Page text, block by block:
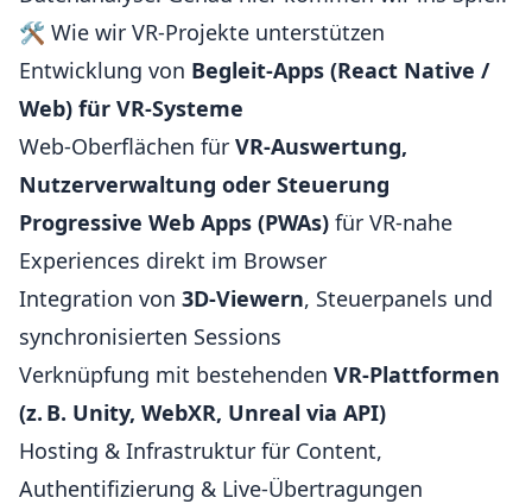
🛠️ Wie wir VR-Projekte unterstützen
Entwicklung von Begleit-Apps (React Native /
Web) für VR-Systeme
Web-Oberflächen für VR-Auswertung,
Nutzerverwaltung oder Steuerung
Progressive Web Apps (PWAs) für VR-nahe
Experiences direkt im Browser
Integration von 3D-Viewern, Steuerpanels und
synchronisierten Sessions
Verknüpfung mit bestehenden VR-Plattformen
(z. B. Unity, WebXR, Unreal via API)
Hosting & Infrastruktur für Content,
Authentifizierung & Live-Übertragungen